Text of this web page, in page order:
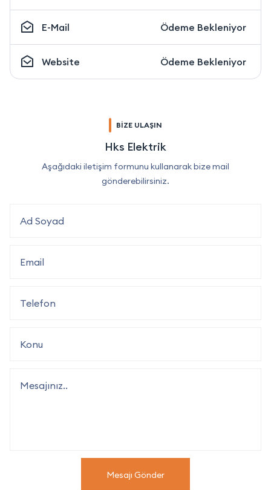
E-Mail Ödeme Bekleniyor
Website Ödeme Bekleniyor
BİZE ULAŞIN
Hks Elektrik
Aşağıdaki iletişim formunu kullanarak bize mail
gönderebilirsiniz.
Mesajı Gönder